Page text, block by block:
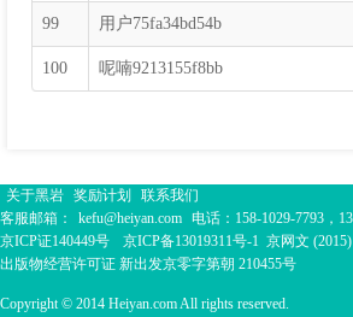
99 用户75fa34bd54b
100 呢喃9213155f8bb
关于黑岩 奖励计划
联系我们
客服邮箱：
kefu@heiyan.com 电话：158-1029-7793，
京ICP证140449号
京ICP备13019311号-1 京网文
出版物经营许可证 新出发京零字第朝 210455号
Copyright © 2014 Heiyan.com All rights reserved.